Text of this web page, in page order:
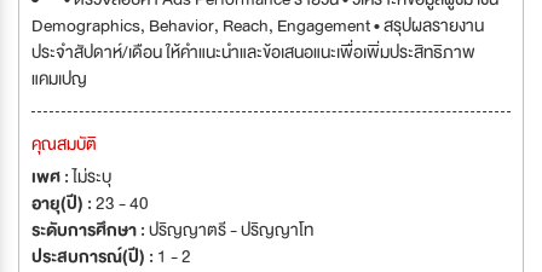
Demographics, Behavior, Reach, Engagement • สรุปผลรายงาน
ประจำสัปดาห์/เดือน ให้คำแนะนำและข้อเสนอแนะเพื่อเพิ่มประสิทธิภาพ
แคมเปญ
คุณสมบัติ
เพศ :ไม่ระบุ
อายุ(ปี) :23 - 40
ระดับการศึกษา :ปริญญาตรี - ปริญญาโท
ประสบการณ์(ปี) : 1 - 2